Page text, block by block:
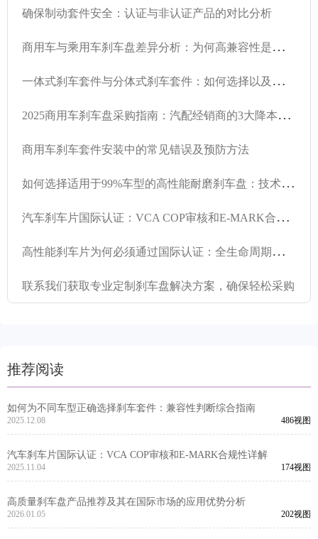
确保制动套件安全：认证与非认证产品的对比分析
商
用车与乘用车刹车盘差异分析：为何高兼容性是出口关键
一
体式刹车套件与分体式刹车套件：如何选择以及不同车型适用场景
2
025商用车刹车盘采购指南：汽配经销商的3大降本技巧
商用车刹车套件安装中的常见错误及预防方法
如
何选择适用于99%车型的高性能耐磨刹车盘：技术分析与选型指南
汽
车刹车片国际认证：VCA COP审核和E-MARK合规性详解
高
性能刹车片为何必须通过国际认证：全生命周期质量控制指南
联系我们获取专业定制刹车盘解决方案，确保轻松采购
推荐阅读
如何为不同车型正确选择刹车套件：兼容性判断综合指南
2025.12.08 486视图
汽车刹车片国际认证：VCA COP审核和E-MARK合规性详解
2025.11.04 174视图
高质量刹车盘产品推荐及其在国际市场的应用优势分析
2026.01.05 202视图